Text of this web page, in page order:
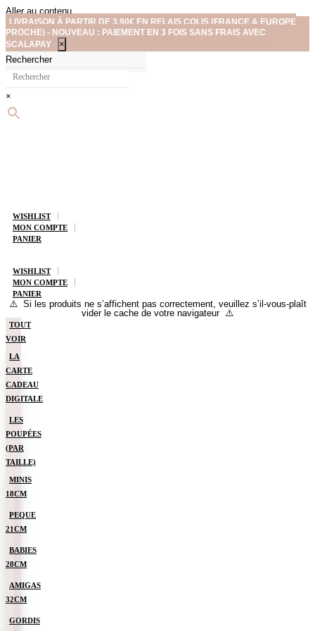
Aller au contenu
LIVRAISON À PARTIR DE 3,90€ EN RELAIS COLIS (FRANCE & EUROPE
PROCHE) - NOUVEAU : PAIEMENT EN 3 FOIS SANS FRAIS AVEC
SCALAPAY
×
Rechercher
×
WISHLIST
MON COMPTE
PANIER
WISHLIST
MON COMPTE
PANIER
⚠️ Si les produits ne s’affichent pas correctement, veuillez s’il-vous-plaît
vider le cache de votre navigateur ⚠️
TOUT
VOIR
LA
CARTE
CADEAU
DIGITALE
LES
POUPÉES
(PAR
TAILLE)
MINIS
18CM
PEQUE
21CM
BABIES
28CM
AMIGAS
32CM
GORDIS